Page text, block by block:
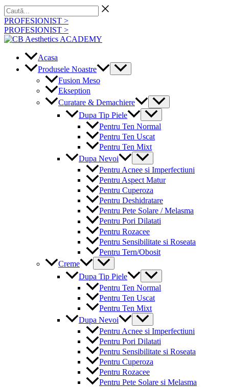
Skip
to
content
Caută...
PROFESIONIST >
PROFESIONIST >
Acasa
Produsele Noastre
Menu
Toggle
Fusion Meso
Ekseption
Curatare & Demachiere
Menu
Toggle
Dupa Tip Piele
Menu
Toggle
Pentru Ten Normal
Pentru Ten Uscat
Pentru Ten Mixt
Dupa Nevoi
Menu
Toggle
Pentru Acnee si Imperfectiuni
Pentru Aspect Matur
Pentru Cuperoza
Pentru Deshidratare
Pentru Pete Solare / Melasma
Pentru Pori Dilatati
Pentru Rozacee
Pentru Sensibilitate si Roseata
Pentru Tern/Obosit
Creme
Menu
Toggle
Dupa Tip Piele
Menu
Toggle
Pentru Ten Normal
Pentru Ten Uscat
Pentru Ten Mixt
Dupa Nevoi
Menu
Toggle
Pentru Acnee si Imperfectiuni
Pentru Pori Dilatati
Pentru Sensibilitate si Roseata
Pentru Cuperoza
Pentru Rozacee
Pentru Pete Solare si Melasma